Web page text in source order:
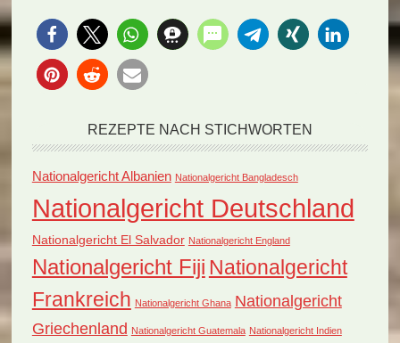
REZEPTE NACH STICHWORTEN
Nationalgericht Albanien Nationalgericht Bangladesch
Nationalgericht Deutschland
Nationalgericht El Salvador Nationalgericht England
Nationalgericht Fiji Nationalgericht
Frankreich Nationalgericht Ghana Nationalgericht
Griechenland Nationalgericht Guatemala Nationalgericht Indien